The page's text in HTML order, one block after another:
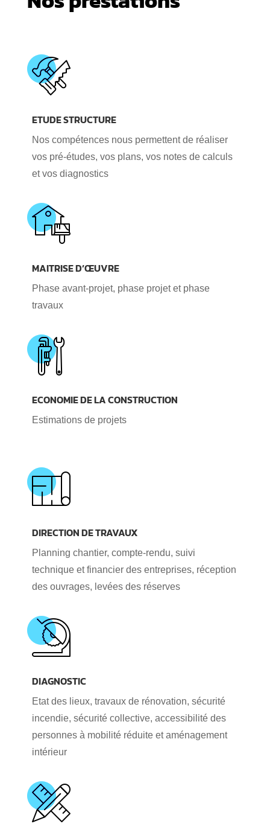
ETUDE STRUCTURE
Nos compétences nous permettent de réaliser
vos pré-études, vos plans, vos notes de calculs
et vos diagnostics
MAITRISE D’ŒUVRE
Phase avant-projet, phase projet et phase
travaux
ECONOMIE DE LA CONSTRUCTION
Estimations de projets
DIRECTION DE TRAVAUX
Planning chantier, compte-rendu, suivi
technique et financier des entreprises, réception
des ouvrages, levées des réserves
DIAGNOSTIC
Etat des lieux, travaux de rénovation, sécurité
incendie, sécurité collective, accessibilité des
personnes à mobilité réduite et aménagement
intérieur